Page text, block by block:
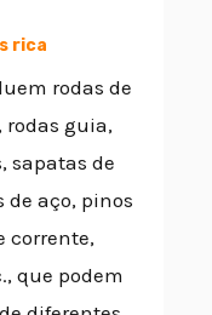
rica
rodas de
rodas guia,
sapatas de
de aço, pinos
corrente,
que podem